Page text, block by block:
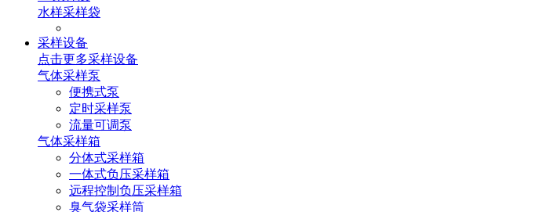
水样采样袋
采样设备
点击更多采样设备
气体采样泵
便携式泵
定时采样泵
流量可调泵
气体采样箱
分体式采样箱
一体式负压采样箱
远程控制负压采样箱
臭气袋采样筒